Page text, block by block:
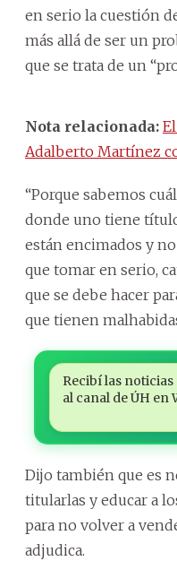
en serio la cuestión
más allá de ser un
que se trata de un
Nota relacionada:
Adalberto Martínez
“Porque sabemos
donde uno tiene
están encimados y
que tomar en serio,
que se debe hacer
que tienen
Recibí las
al canal de ÚH en
Dijo también que es
titularlas y educar a
para no volver a
adjudica.